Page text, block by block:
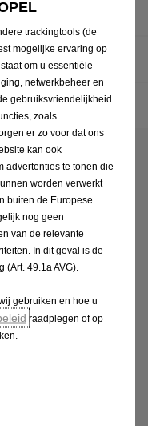
trackingtools (de
mogelijke ervaring op
om u essentiële
netwerkbeheer en
gebruiksvriendelijkheid
zoals
er zo voor dat ons
kan ook
advertenties te tonen die
worden verwerkt
buiten de Europese
nog geen
van de relevante
In dit geval is de
49.1a AVG).
gebruiken en hoe u
raadplegen of op